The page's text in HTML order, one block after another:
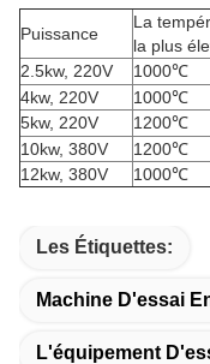
Puissance
La
la plus
2.5kw, 220V
1000℃
4kw, 220V 1000℃
5kw, 220V 1200℃
10kw, 380V 1200℃
12kw, 380V 1000℃
Les Étiquettes:
Machine D'essai
L'équipement